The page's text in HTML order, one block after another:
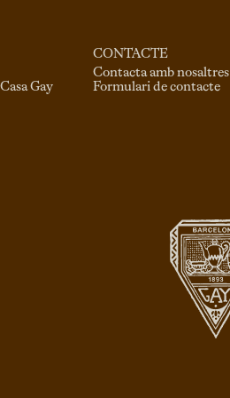
Gay
CONTACTE
Contacta amb nosaltres
Formulari de contacte